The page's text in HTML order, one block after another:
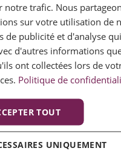
notre trafic. Nous
sur votre utilisation de
de publicité et d'analyse qui
d'autres informations
ont collectées lors de
Politique de
TOUT
UNIQUEMENT